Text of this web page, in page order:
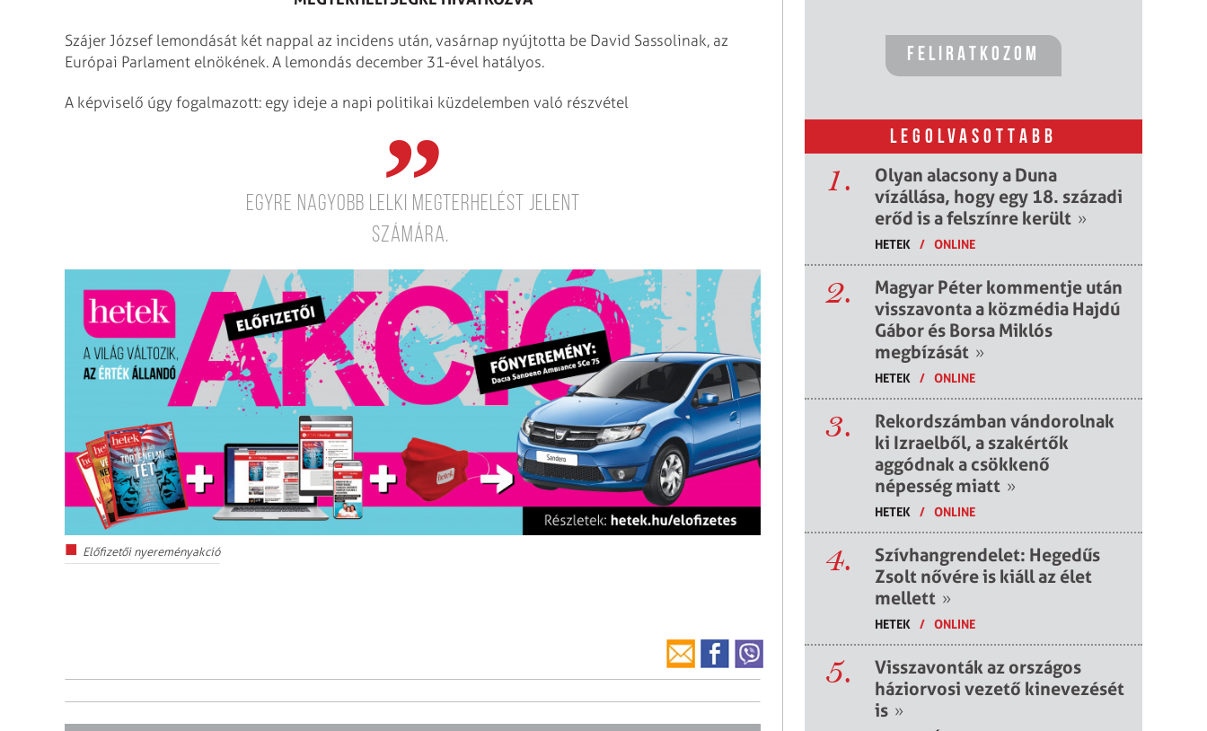
Szájer József lemondását két nappal az incidens után, vasárnap nyújtotta be David Sassolinak, az
Európai Parlament elnökének. A lemondás december 31-ével hatályos.
A képviselő úgy fogalmazott: egy ideje a napi politikai küzdelemben való részvétel
egyre nagyobb lelki megterhelést jelent
számára.
Előfizetői nyereményakció
LEGOLVASOTTABB
1.
Olyan alacsony a Duna
vízállása, hogy egy 18. századi
erőd is a felszínre került »
HETEK / ONLINE
2.
Magyar Péter kommentje után
visszavonta a közmédia Hajdú
Gábor és Borsa Miklós
megbízását »
HETEK / ONLINE
3.
Rekordszámban vándorolnak
ki Izraelből, a szakértők
aggódnak a csökkenő
népesség miatt »
HETEK / ONLINE
4.
Szívhangrendelet: Hegedűs
Zsolt nővére is kiáll az élet
mellett »
HETEK / ONLINE
5.
Visszavonták az országos
háziorvosi vezető kinevezését
is »